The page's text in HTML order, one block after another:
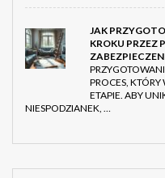
JAK
KROKU PRZEZ
PROCES,
ETAPIE. ABY
NIESPODZIANEK, …